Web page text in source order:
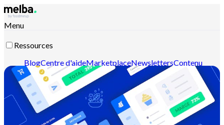
Menu
Ressources
BlogCentre d'aideMarketplaceNewslettersContenu
intelligentDocumentation APIDocumentation MCP
Contactez-nousDécouvrir melba